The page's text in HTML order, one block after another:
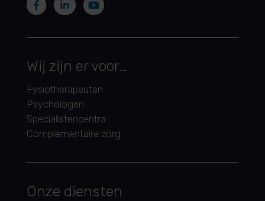
Wij zijn er voor…
Fysiotherapeuten
Psychologen
Specialistencentra
Complementaire zorg
Onze diensten